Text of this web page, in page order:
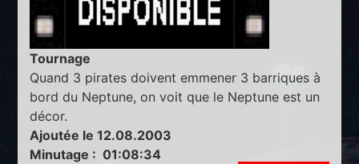
Tournage
Quand 3 pirates doivent emmener 3 barriques à
bord du Neptune, on voit que le Neptune est un
décor.
Ajoutée le 12.08.2003
Minutage : 01:08:34